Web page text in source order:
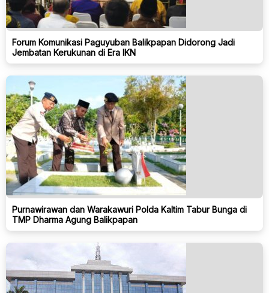
Forum Komunikasi Paguyuban Balikpapan Didorong Jadi
Jembatan Kerukunan di Era IKN
Purnawirawan dan Warakawuri Polda Kaltim Tabur Bunga di
TMP Dharma Agung Balikpapan